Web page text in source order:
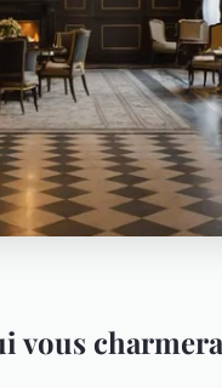
vous